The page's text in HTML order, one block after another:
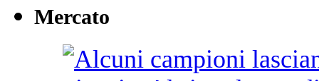
Mercato